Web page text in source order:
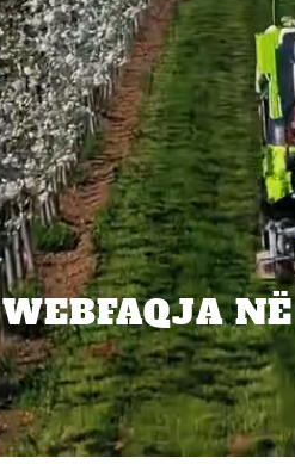
WEBFAQJA